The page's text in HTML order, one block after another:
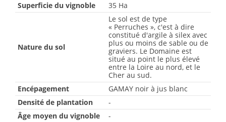
Superficie du vignoble
35 Ha
Nature du sol
Le sol est de type
« Perruches », c'est à dire
constitué d'argile à silex avec
plus ou moins de sable ou de
graviers. Le Domaine est
situé au point le plus élevé
entre la Loire au nord, et le
Cher au sud.
Encépagement
GAMAY noir à jus blanc
Densité de plantation
-
Âge moyen du vignoble
-